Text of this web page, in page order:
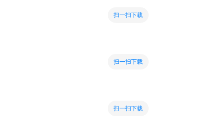
扫一扫下载
扫一扫下载
扫一扫下载